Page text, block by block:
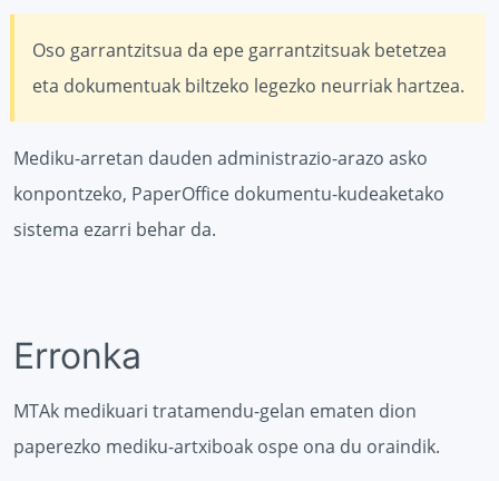
Oso garrantzitsua da epe garrantzitsuak betetzea
eta dokumentuak biltzeko legezko neurriak hartzea.
Mediku-arretan dauden administrazio-arazo asko
konpontzeko, PaperOffice dokumentu-kudeaketako
sistema ezarri behar da.
Erronka
MTAk medikuari tratamendu-gelan ematen dion
paperezko mediku-artxiboak ospe ona du oraindik.